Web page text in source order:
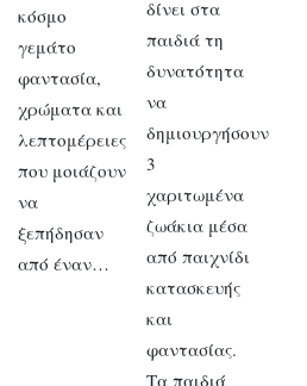
κόσμο
γεμάτο
φαντασία,
χρώματα και
λεπτομέρειες
που μοιάζουν
να
ξεπήδησαν
από έναν…
δίνει στα
παιδιά τη
δυνατότητα
να
δημιουργήσουν
3
χαριτωμένα
ζωάκια μέσα
από παιχνίδι
κατασκευής
και
φαντασίας.
Τα παιδιά